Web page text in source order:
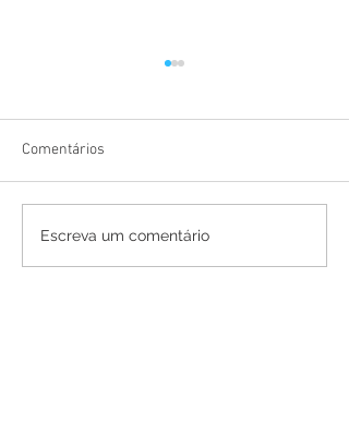
NOTA PÚBLICA
Comentários
Escreva um comentário